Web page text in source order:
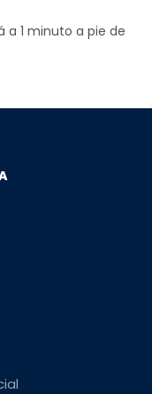
a 1 minuto a pie de